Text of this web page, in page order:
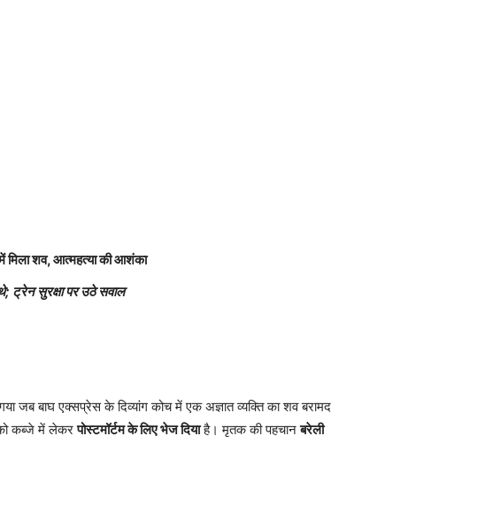
मिला शव, आत्महत्या की आशंका
ट्रेन सुरक्षा पर उठे सवाल
जब बाघ एक्सप्रेस के दिव्यांग कोच में एक अज्ञात व्यक्ति का शव बरामद
कब्जे में लेकरपोस्टमॉर्टम के लिए भेज दियाहै। मृतक की पहचानबरेली